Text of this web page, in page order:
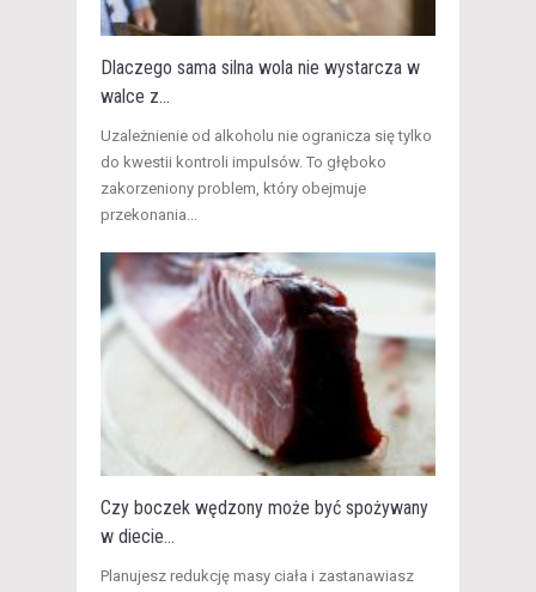
Dlaczego sama silna wola nie wystarcza w
walce z...
​Uzależnienie od alkoholu nie ogranicza się tylko
do kwestii kontroli impulsów. To głęboko
zakorzeniony problem, który obejmuje
przekonania...
Czy boczek wędzony może być spożywany
w diecie...
Planujesz redukcję masy ciała i zastanawiasz